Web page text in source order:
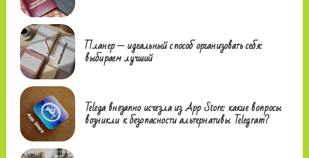
Планер — идеальный способ организовать себя:
выбираем лучший
Telega внезапно исчезла из App Store: какие вопросы
возникли к безопасности альтернативы Telegram?